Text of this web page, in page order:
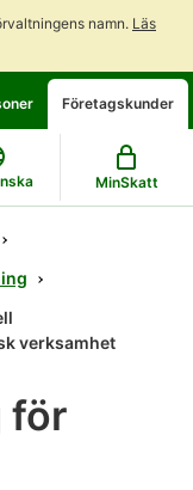
namn. Läs
Företagskunder
MinSkatt
verksamhet
för